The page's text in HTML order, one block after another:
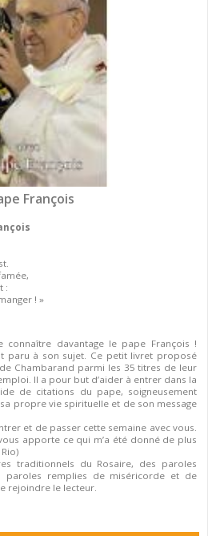
François
:
! »
davantage le pape François !
paru à son sujet. Ce petit livret proposé
Chambarand parmi les 35 titres de leur
Il a pour but d’aider à entrer dans la
de citations du pape, soigneusement
propre vie spirituelle et de son message
et de passer cette semaine avec vous.
apporte ce qui m’a été donné de plus
traditionnels du Rosaire, des paroles
paroles remplies de miséricorde et de
rejoindre le lecteur.